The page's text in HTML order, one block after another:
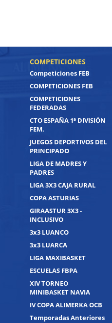
COMPETICIONES
Competiciones FEB
COMPETICIONES FEB
COMPETICIONES
FEDERADAS
CTO ESPAÑA 1ª DIVISIÓN
FEM.
JUEGOS DEPORTIVOS DEL
PRINCIPADO
LIGA DE MADRES Y
PADRES
LIGA 3X3 CAJA RURAL
COPA ASTURIAS
GIRAASTUR 3X3 -
INCLUSIVO
3x3 LUANCO
3x3 LUARCA
LIGA MAXIBASKET
ESCUELAS FBPA
XIV TORNEO
MINIBASKET NAVIA
IV COPA ALIMERKA OCB
Temporadas Anteriores